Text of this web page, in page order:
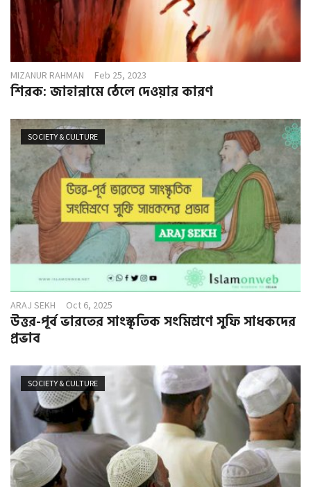
MIZANUR RAHMAN Feb 25, 2023
শিরক: জাহান্নামে ঠেলে দেওয়ার কারণ
SOCIETY & CULTURE
ARAJ SEKH Oct 6, 2025
উত্তর-পূর্ব ভারতের সাংস্কৃতিক সংমিশ্রণে সুফি সাধকদের
প্রভাব
SOCIETY & CULTURE